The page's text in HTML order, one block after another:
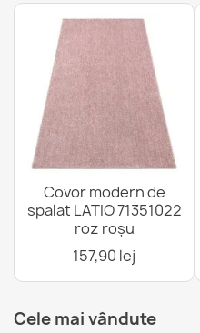
Covor Flori Spălabil ANDRE
158,90 lej
ANDRE Covor bucătărie
158,90 lej
Covor modern de
spalat LATIO 71351022
roz roșu
157,90 lej
Cele mai vândute